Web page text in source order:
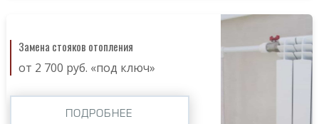
Замена стояков отопления
от 2 700 руб. «под ключ»
ПОДРОБНЕЕ